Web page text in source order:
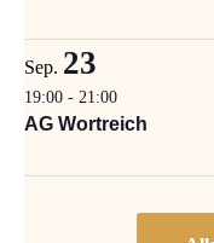
Sep. 23
19:00 - 21:00
AG Wortreich